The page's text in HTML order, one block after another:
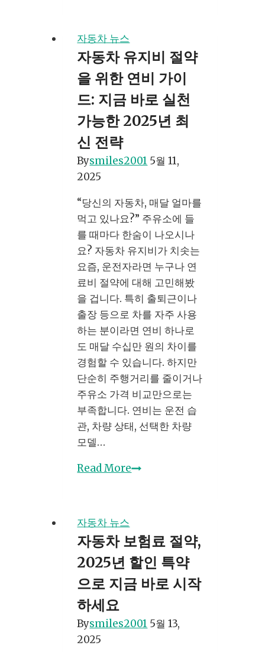
험
비
교
로
2025
년
험
똑
하
게
줄
이
는
법
자동차 뉴스
자동차 유지비 절약
을 위한 연비 가이
드: 지금 바로 실천
가능한 2025년 최
신 전략
Bysmiles2001 5월 11,
2025
“당신의 자동차, 매달 얼마를
먹고 있나요?” 주유소에 들
를 때마다 한숨이 나오시나
요? 자동차 유지비가 치솟는
요즘, 운전자라면 누구나 연
료비 절약에 대해 고민해봤
을 겁니다. 특히 출퇴근이나
출장 등으로 차를 자주 사용
하는 분이라면 연비 하나로
도 매달 수십만 원의 차이를
경험할 수 있습니다. 하지만
단순히 주행거리를 줄이거나
주유소 가격 비교만으로는
부족합니다. 연비는 운전 습
관, 차량 상태, 선택한 차량
모델…
Read More자
지
비
절
약
을
한
자동차 뉴스
자동차 보험료 절약,
2025년 할인 특약
으로 지금 바로 시작
하세요
Bysmiles2001 5월 13,
2025